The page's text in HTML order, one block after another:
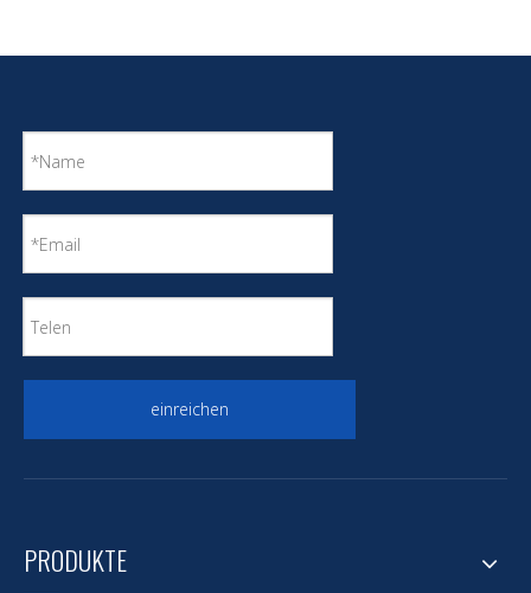
einreichen
PRODUKTE